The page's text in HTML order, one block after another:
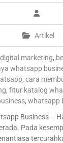
Artikel
marketing,
whatsapp
,cara
,fitur katalog
,whatsapp
Business –
Pada